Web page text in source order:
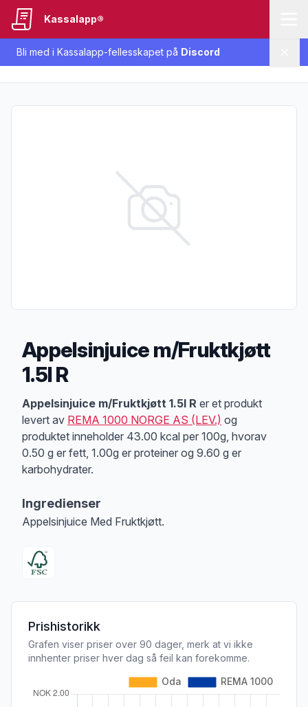
Bli med i Kassalapp-fellesskapet på Discord
Kassalapp®
Appelsinjuice m/Fruktkjøtt
1.5l R
Produktbeskrivelse
Appelsinjuice m/Fruktkjøtt 1.5l R er et produkt
levert av REMA 1000 NORGE AS (LEV.) og
produktet inneholder 43.00 kcal per 100g, hvorav
0.50 g er fett, 1.00g er proteiner og 9.60 g er
karbohydrater.
Ingredienser
Appelsinjuice Med Fruktkjøtt.
Prishistorikk
Grafen viser priser over 90 dager, merk at vi ikke
innhenter priser hver dag så feil kan forekomme.